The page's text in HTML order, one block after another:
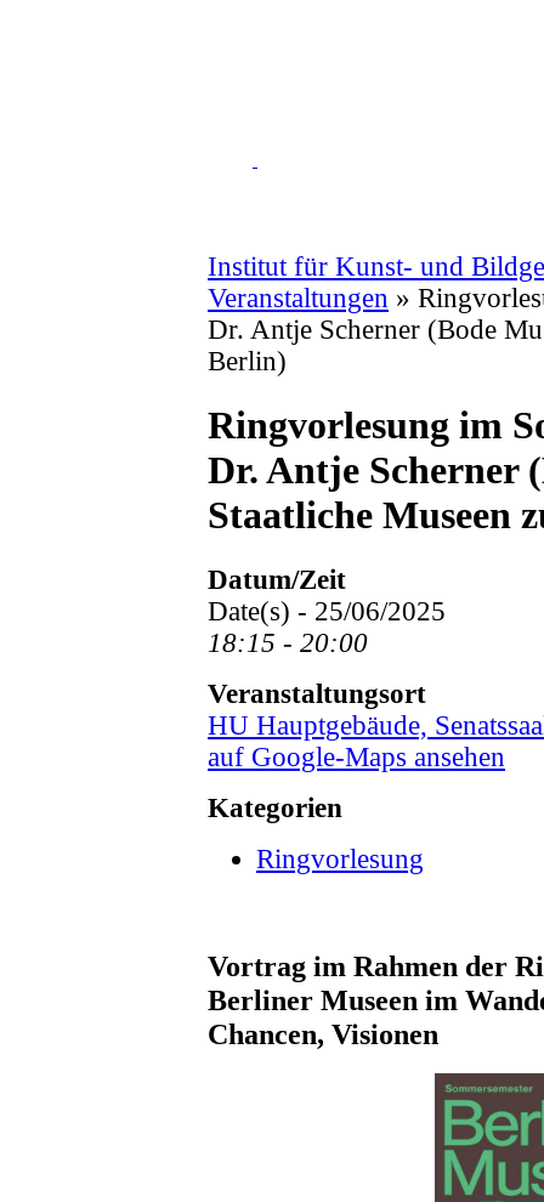
Institut für Kunst- und
Veranstaltungen »
Dr. Antje Scherner (Bode
Berlin)
Ringvorlesung im
Dr. Antje Scherner
Staatliche Museen
Datum/Zeit
Date(s) - 25/06/2025
18:15 - 20:00
Veranstaltungsort
HU Hauptgebäude,
auf Google-Maps ansehen
Kategorien
Ringvorlesung
Vortrag im Rahmen der
Berliner Museen im
Chancen, Visionen